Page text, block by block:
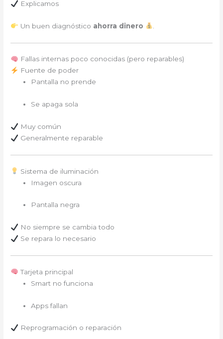
Explicamos
Un buen diagnóstico ahorra dinero
Fallas internas poco conocidas (pero reparables)
Fuente de poder
Pantalla no prende
Se apaga sola
Muy común
Generalmente reparable
Sistema de iluminación
Imagen oscura
Pantalla negra
No siempre se cambia todo
Se repara lo necesario
Tarjeta principal
Smart no funciona
Apps fallan
Reprogramación o reparación